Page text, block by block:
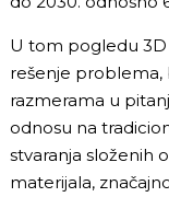
U tom pogledu
rešenje problema,
razmerama u
odnosu na
stvaranja složenih
materijala,